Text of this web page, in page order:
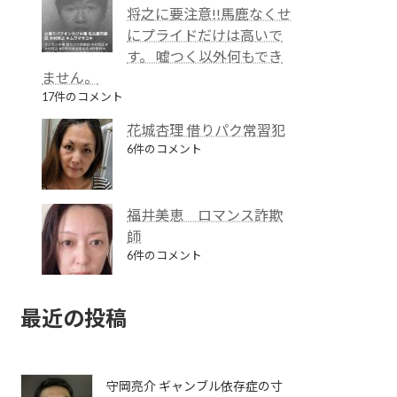
将之に要注意!!馬鹿なくせ
にプライドだけは高いで
す。 嘘つく以外何もでき
ません。
17件のコメント
花城杏理 借りパク常習犯
6件のコメント
福井美恵 ロマンス詐欺
師
6件のコメント
最近の投稿
守岡亮介 ギャンブル依存症の寸